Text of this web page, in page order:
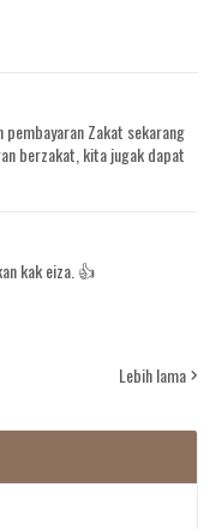
pembayaran Zakat sekarang
berzakat, kita jugak dapat
kak eiza. 👍
Lebih lama